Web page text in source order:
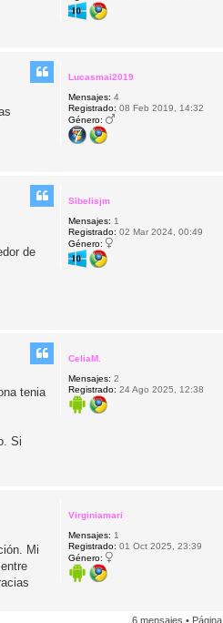
Lucasmai2019
Mensajes: 4
Registrado: 08 Feb 2019, 14:32
Género:
Sibelisjm
Mensajes: 1
Registrado: 02 Mar 2024, 00:49
Género:
de
CeliaM.
Mensajes: 2
Registrado: 24 Ago 2025, 12:38
tenia
Si
Virginiamari
Mensajes: 1
Registrado: 01 Oct 2025, 23:39
Género:
Mi
6 mensajes • Página